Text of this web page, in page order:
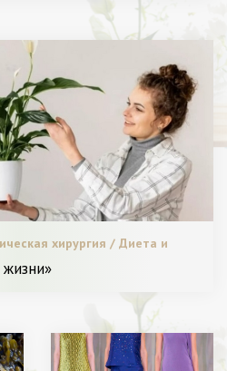
хирургия / Диета и
Мода. / Звездный стиль. / Я и